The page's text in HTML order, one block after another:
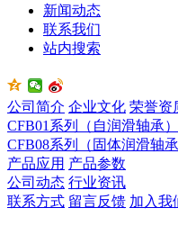
新闻动态
联系我们
站内搜索
公司简介 企业文化 荣誉资
CFB01系列（自润滑轴承）
CFB08系列（固体润滑轴承
产品应用 产品参数
公司动态 行业资讯
联系方式 留言反馈 加入我